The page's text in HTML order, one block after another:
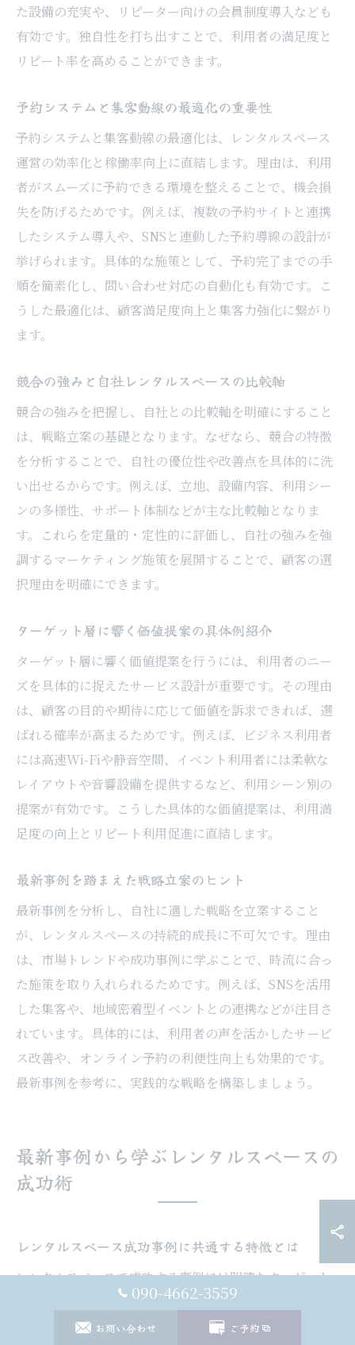
た設備の充実や、リピーター向けの会員制度導入なども
有効です。独自性を打ち出すことで、利用者の満足度と
リピート率を高めることができます。
予約システムと集客動線の最適化の重要性
予約システムと集客動線の最適化は、レンタルスペース
運営の効率化と稼働率向上に直結します。理由は、利用
者がスムーズに予約できる環境を整えることで、機会損
失を防げるためです。例えば、複数の予約サイトと連携
したシステム導入や、SNSと連動した予約導線の設計が
挙げられます。具体的な施策として、予約完了までの手
順を簡素化し、問い合わせ対応の自動化も有効です。こ
うした最適化は、顧客満足度向上と集客力強化に繋がり
ます。
競合の強みと自社レンタルスペースの比較軸
競合の強みを把握し、自社との比較軸を明確にすること
は、戦略立案の基礎となります。なぜなら、競合の特徴
を分析することで、自社の優位性や改善点を具体的に洗
い出せるからです。例えば、立地、設備内容、利用シー
ンの多様性、サポート体制などが主な比較軸となりま
す。これらを定量的・定性的に評価し、自社の強みを強
調するマーケティング施策を展開することで、顧客の選
択理由を明確にできます。
ターゲット層に響く価値提案の具体例紹介
ターゲット層に響く価値提案を行うには、利用者のニー
ズを具体的に捉えたサービス設計が重要です。その理由
は、顧客の目的や期待に応じて価値を訴求できれば、選
ばれる確率が高まるためです。例えば、ビジネス利用者
には高速Wi-Fiや静音空間、イベント利用者には柔軟な
レイアウトや音響設備を提供するなど、利用シーン別の
提案が有効です。こうした具体的な価値提案は、利用満
足度の向上とリピート利用促進に直結します。
最新事例を踏まえた戦略立案のヒント
最新事例を分析し、自社に適した戦略を立案すること
が、レンタルスペースの持続的成長に不可欠です。理由
は、市場トレンドや成功事例に学ぶことで、時流に合っ
た施策を取り入れられるためです。例えば、SNSを活用
した集客や、地域密着型イベントとの連携などが注目さ
れています。具体的には、利用者の声を活かしたサービ
ス改善や、オンライン予約の利便性向上も効果的です。
最新事例を参考に、実践的な戦略を構築しましょう。
最新事例から学ぶレンタルスペースの
成功術
レンタルスペース成功事例に共通する特徴とは
レンタルスペースで成功する事例には明確なターゲット
設定と柔軟な活用提案が共通しています。理由は、利用
者のニーズを的確に捉えたサービス設計が集客力向上に
090-4662-3559
お問い合わせ ご予約